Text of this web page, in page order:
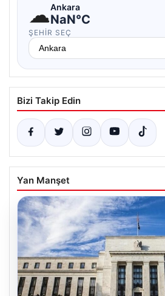
☁Ankara
NaN°C
ŞEHIR SEÇ
Bizi Takip Edin
Yan Manşet